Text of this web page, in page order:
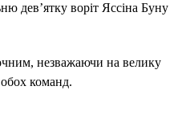
дев’ятку воріт Яссіна Буну
незважаючи на велику
обох команд.